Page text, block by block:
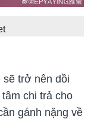
trở nên dồi
chi trả cho
gánh nặng về